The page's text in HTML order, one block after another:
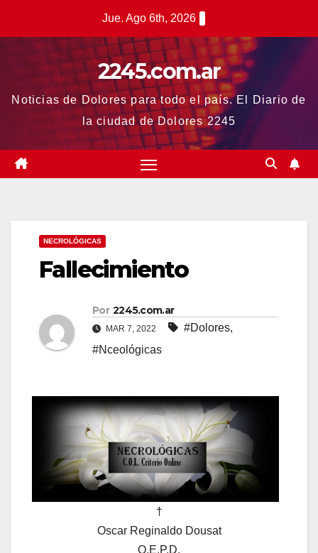
Jue. Ago 6th, 2026
2245.com.ar
Noticias de Dolores para todo el país. El Diario de
la ciudad de Dolores 2245
NECROLÓGICAS
Fallecimiento
Por 2245.com.ar
MAR 7, 2022 #Dolores,
#Nceológicas
†
Oscar Reginaldo Dousat
Q.E.P.D.